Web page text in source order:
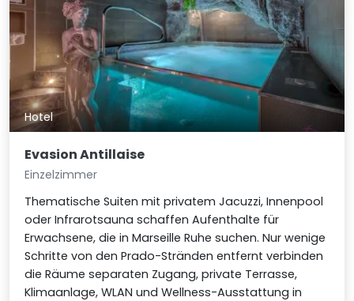
Hotel
Evasion Antillaise
Einzelzimmer
Thematische Suiten mit privatem Jacuzzi, Innenpool
oder Infrarotsauna schaffen Aufenthalte für
Erwachsene, die in Marseille Ruhe suchen. Nur wenige
Schritte von den Prado-Stränden entfernt verbinden
die Räume separaten Zugang, private Terrasse,
Klimaanlage, WLAN und Wellness-Ausstattung in